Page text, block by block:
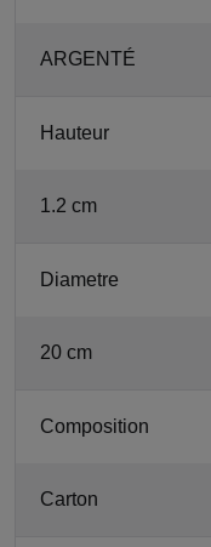
ARGENTÉ
Hauteur
1.2 cm
Diametre
20 cm
Composition
Carton